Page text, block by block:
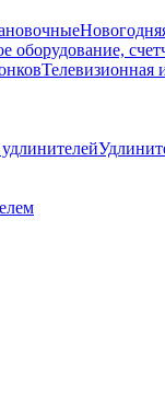
оборудование,
Телевизионная